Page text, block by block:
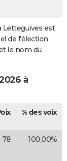
Letteguives est
de l'élection
le nom du
à
% des voix
78 100,00%